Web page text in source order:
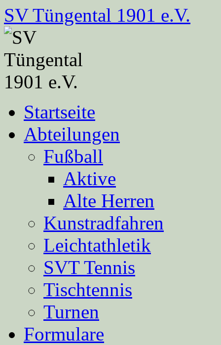
Zum
Inhalt
springen
SV Tüngental 1901 e.V.
Startseite
Abteilungen
Fußball
Aktive
Alte Herren
Kunstradfahren
Leichtathletik
SVT Tennis
Tischtennis
Turnen
Formulare